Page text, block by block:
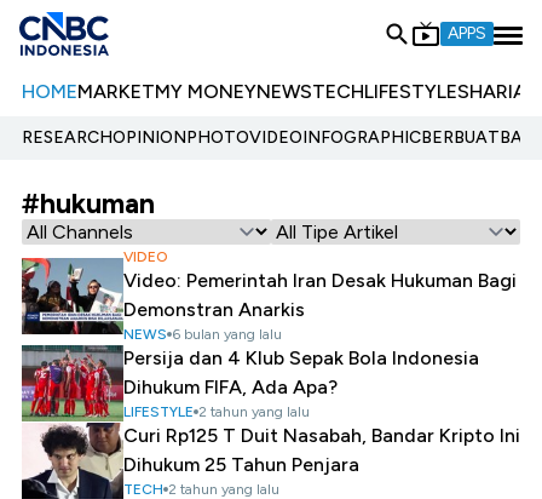
APPS
HOMEMARKETMY MONEYNEWSTECHLIFESTYLESHARIA
RESEARCHOPINIONPHOTOVIDEOINFOGRAPHIC
#hukuman
VIDEO
Video: Pemerintah Iran Desak Hukuman Bagi
Demonstran Anarkis
NEWS 6 bulan yang lalu
Persija dan 4 Klub Sepak Bola Indonesia
Dihukum FIFA, Ada Apa?
LIFESTYLE 2 tahun yang lalu
Curi Rp125 T Duit Nasabah, Bandar Kripto Ini
Dihukum 25 Tahun Penjara
TECH 2 tahun yang lalu